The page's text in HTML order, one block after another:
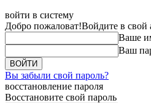
войти в систему
Добро пожаловат!Войдите в свой
Ваше
Ваш
Вы забыли свой пароль?
восстановление пароля
Восстановите свой пароль